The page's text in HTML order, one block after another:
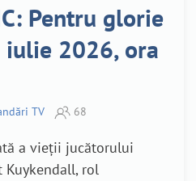
Pentru glorie
2026, ora
TV 68
a vieții jucătorului
rol